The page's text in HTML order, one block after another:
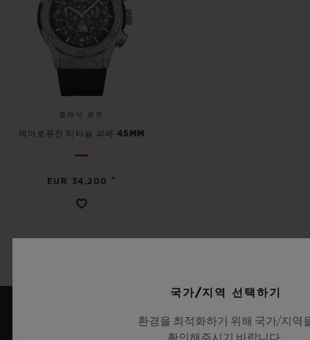
클래식 퓨전
에어로퓨전 티타늄 파베 45MM
EUR 34,200 •
국가/지역 선택하기
환경을 최적화하기 위해 국가/지역